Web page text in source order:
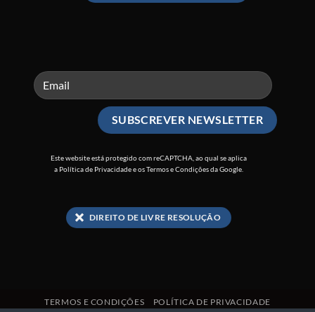
Este website está protegido com reCAPTCHA, ao qual se aplica
a Política de Privacidadee osTermos e Condiçõesda Google.
DIREITO DE LIVRE RESOLUÇÃO
TERMOS E CONDIÇÕES POLÍTICA DE PRIVACIDADE